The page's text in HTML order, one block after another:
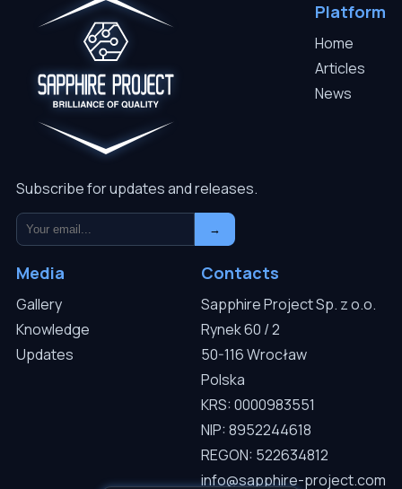
Subscribe for updates and releases.
→
Platform
Home
Articles
News
Media
Gallery
Knowledge
Updates
Contacts
Sapphire Project Sp. z o.o.
Rynek 60 / 2
50-116 Wrocław
Polska
KRS: 0000983551
NIP: 8952244618
REGON: 522634812
info@sapphire-project.com